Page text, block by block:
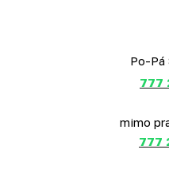
Po-Pá
777
mimo
777